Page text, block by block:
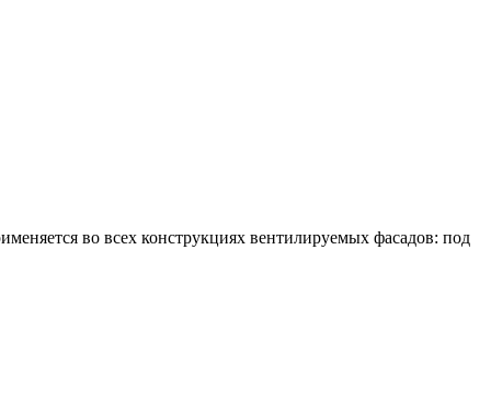
во всех конструкциях вентилируемых фасадов: под